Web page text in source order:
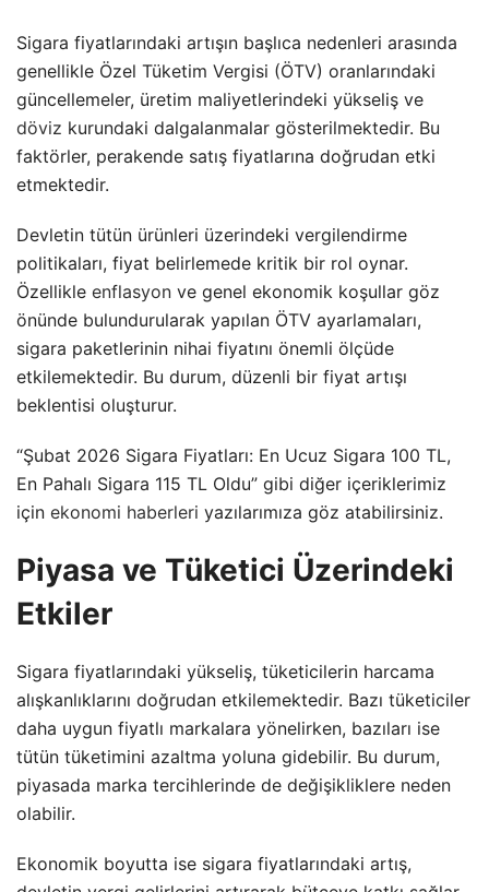
Sigara fiyatlarındaki artışın başlıca nedenleri arasında
genellikle Özel Tüketim Vergisi (ÖTV) oranlarındaki
güncellemeler, üretim maliyetlerindeki yükseliş ve
döviz kurundaki dalgalanmalar gösterilmektedir. Bu
faktörler, perakende satış fiyatlarına doğrudan etki
etmektedir.
Devletin tütün ürünleri üzerindeki vergilendirme
politikaları, fiyat belirlemede kritik bir rol oynar.
Özellikle enflasyon ve genel ekonomik koşullar göz
önünde bulundurularak yapılan ÖTV ayarlamaları,
sigara paketlerinin nihai fiyatını önemli ölçüde
etkilemektedir. Bu durum, düzenli bir fiyat artışı
beklentisi oluşturur.
“Şubat 2026 Sigara Fiyatları: En Ucuz Sigara 100 TL,
En Pahalı Sigara 115 TL Oldu” gibi diğer içeriklerimiz
için ekonomi haberleri yazılarımıza göz atabilirsiniz.
Piyasa ve Tüketici Üzerindeki
Etkiler
Sigara fiyatlarındaki yükseliş, tüketicilerin harcama
alışkanlıklarını doğrudan etkilemektedir. Bazı tüketiciler
daha uygun fiyatlı markalara yönelirken, bazıları ise
tütün tüketimini azaltma yoluna gidebilir. Bu durum,
piyasada marka tercihlerinde de değişikliklere neden
olabilir.
Ekonomik boyutta ise sigara fiyatlarındaki artış,